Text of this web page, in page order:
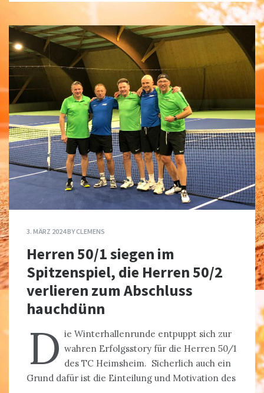
3. MÄRZ 2024BYCLEMENS
Herren 50/1 siegen im
Spitzenspiel, die Herren 50/2
verlieren zum Abschluss
hauchdünn
D ie Winterhallenrunde entpuppt sich zur
wahren Erfolgsstory für die Herren 50/1
des TC Heimsheim. Sicherlich auch ein
Grund dafür ist die Einteilung und Motivation des